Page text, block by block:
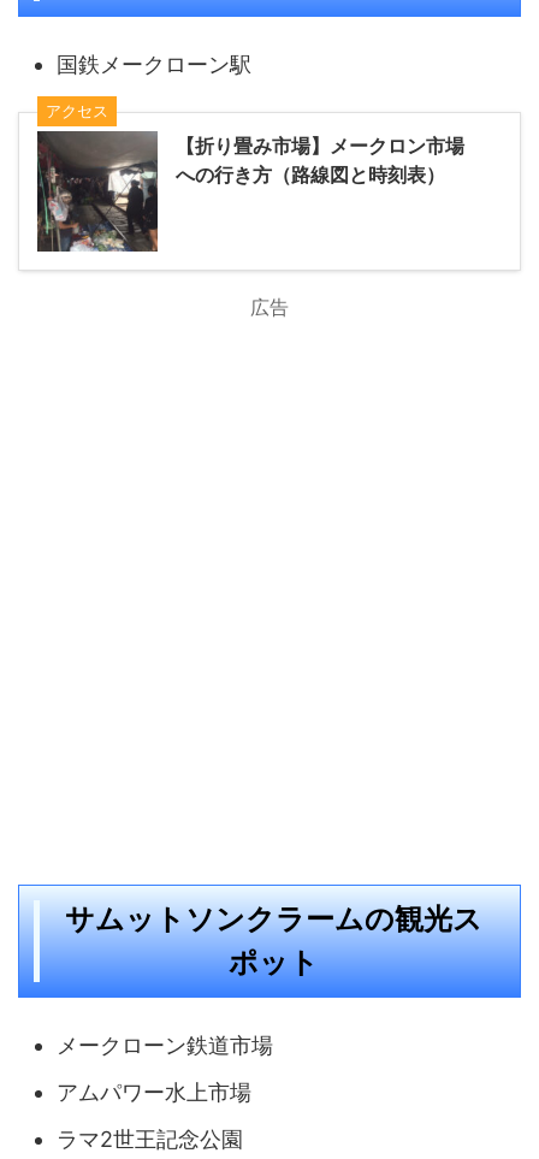
国鉄メークローン駅
アクセス
【折り畳み市場】メークロン市場
への行き方（路線図と時刻表）
広告
サムットソンクラームの観光ス
ポット
メークローン鉄道市場
アムパワー水上市場
ラマ2世王記念公園